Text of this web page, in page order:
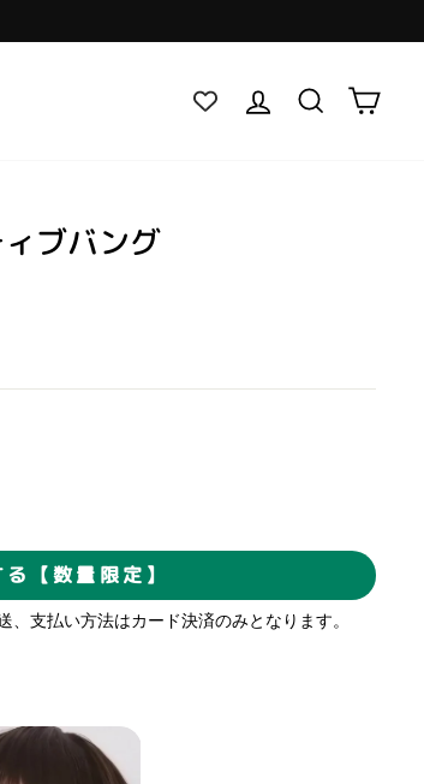
ログイン 検索 カー
ブバング
【数量限定】
、支払い方法はカード決済のみとなります。